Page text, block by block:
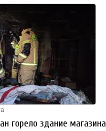
горело здание магазина